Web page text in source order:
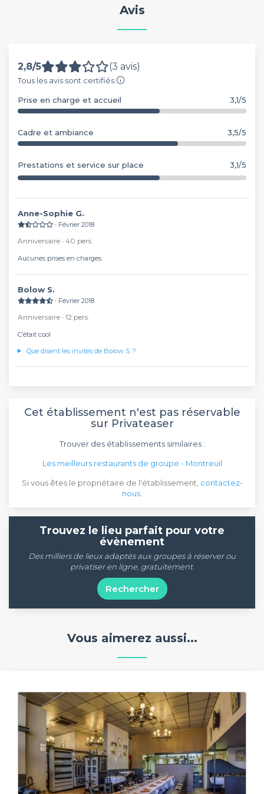
Avis
2,8/5 (3 avis)
Tous les avis sont certifiés.
Prise en charge et accueil 3,1/5
Cadre et ambiance 3,5/5
Prestations et service sur place 3,1/5
Anne-Sophie G.
∙ Février 2018
Anniversaire ∙ 40 pers.
Aucunes prises en charges.
Bolow S.
∙ Février 2018
Anniversaire ∙ 12 pers.
C’était cool
Que disent les invités de Bolow S. ?
Cet établissement n'est pas réservable
sur Privateaser
Trouver des établissements similaires :
Les meilleurs restaurants de groupe - Montreuil
Si vous êtes le propriétaire de l'établissement, contactez-
nous
Trouvez le lieu parfait pour votre
évènement
Des milliers de lieux adaptés aux groupes à réserver ou
privatiser en ligne, gratuitement.
Rechercher
Vous aimerez aussi...